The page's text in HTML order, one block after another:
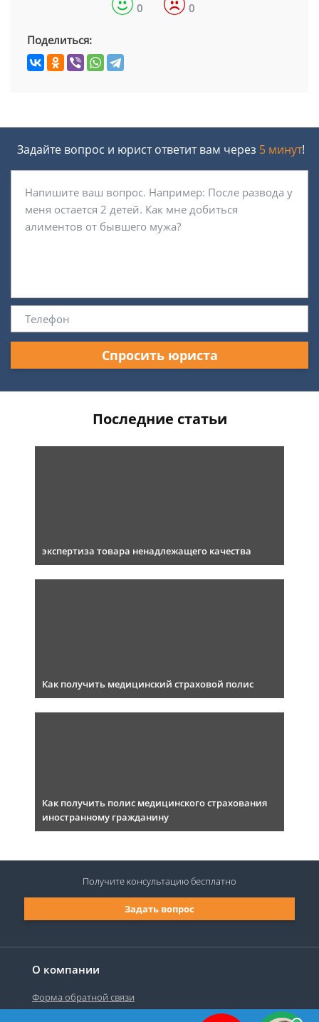
0 0
Поделиться:
Задайте вопрос и юрист ответит вам через 5 минут!
Спросить юриста
Последние статьи
экспертиза товара ненадлежащего качества
Как получить медицинский страховой полис
Как получить полис медицинского страхования
иностранному гражданину
О компании
Форма обратной связи
Задать вопрос
Получите консультациюбесплатно